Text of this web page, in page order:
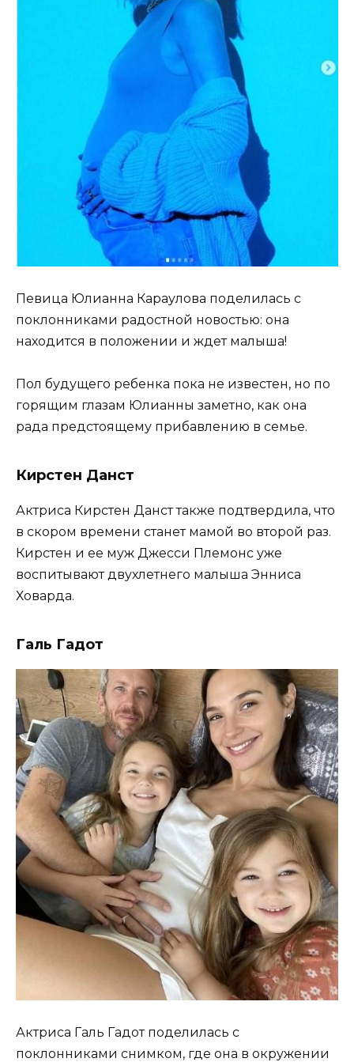
Певица Юлианна Караулова поделилась с
поклонниками радостной новостью: она
находится в положении и ждет малыша!
Пол будущего ребенка пока не известен, но по
горящим глазам Юлианны заметно, как она
рада предстоящему прибавлению в семье.
Кирстен Данст
Актриса Кирстен Данст также подтвердила, что
в скором времени станет мамой во второй раз.
Кирстен и ее муж Джесси Племонс уже
воспитывают двухлетнего малыша Энниса
Ховарда.
Галь Гадот
Актриса Галь Гадот поделилась с
поклонниками снимком, где она в окружении